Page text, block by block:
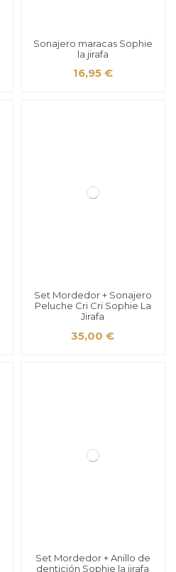
Sonajero maracas Sophie
la jirafa
16,95 €
Set Mordedor + Sonajero
Peluche Cri Cri Sophie La
Jirafa
35,00 €
Set Mordedor + Anillo de
dentición Sophie la jirafa